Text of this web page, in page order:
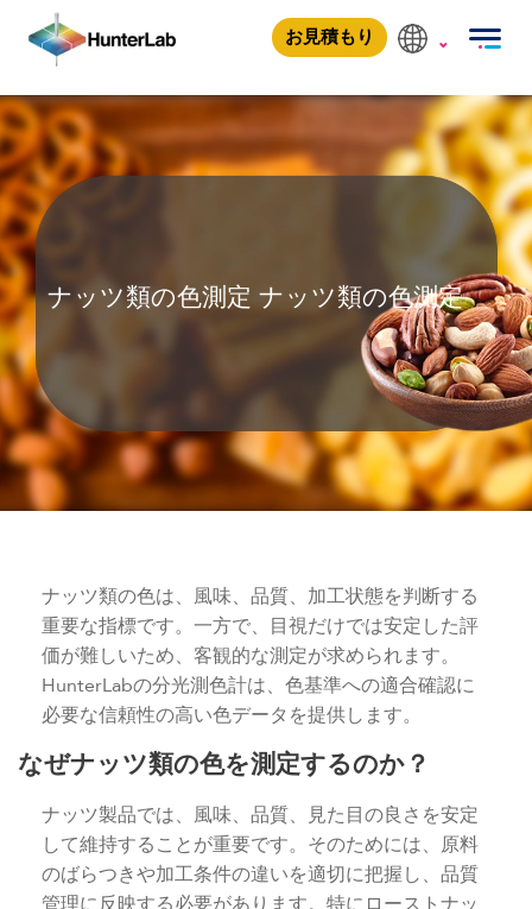
お見積もり
ナッツ類の色測定
ナッツ類の色測定 ナッツ類の色測定
ナッツ類の色は、風味、品質、加工状態を判断する
重要な指標です。一方で、目視だけでは安定した評
価が難しいため、客観的な測定が求められます。
HunterLabの分光測色計は、色基準への適合確認に
必要な信頼性の高い色データを提供します。
なぜナッツ類の色を測定するのか？
ナッツ製品では、風味、品質、見た目の良さを安定
して維持することが重要です。そのためには、原料
のばらつきや加工条件の違いを適切に把握し、品質